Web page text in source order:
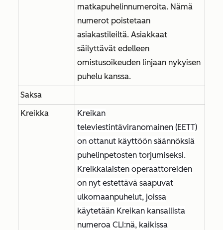
matkapuhelinnumeroita. Nämä
numerot poistetaan
asiakastileiltä. Asiakkaat
säilyttävät edelleen
omistusoikeuden linjaan nykyisen
puhelu kanssa.
Saksa
Kreikka
Kreikan
televiestintäviranomainen (EETT)
on ottanut käyttöön säännöksiä
puhelinpetosten torjumiseksi.
Kreikkalaisten operaattoreiden
on nyt estettävä saapuvat
ulkomaanpuhelut, joissa
käytetään Kreikan kansallista
numeroa CLI:nä, kaikissa